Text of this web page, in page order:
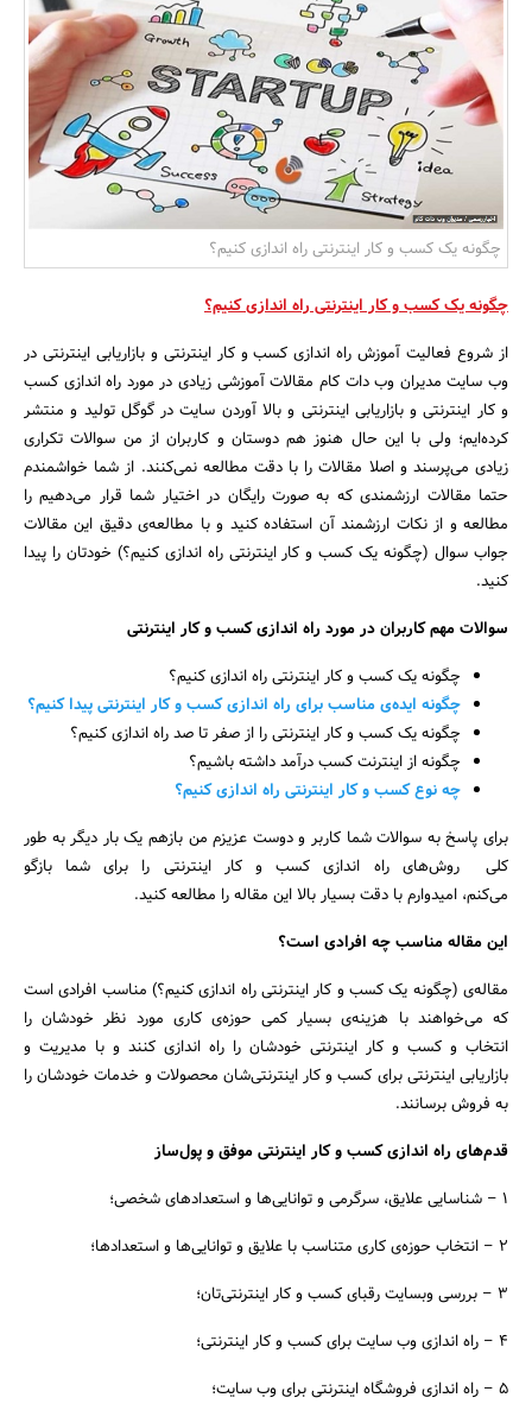
بانک، بیمه و سرمایه
مسکن و ساختمان
جستجو
چگونه یک کسب و کار اینترنتی راه اندازی کنیم؟
چگونه یک کسب و کار اینترنتی راه اندازی کنیم؟
از شروع فعالیت آموزش راه اندازی کسب و کار اینترنتی و بازاریابی اینترنتی در
وب سایت مدیران وب دات کام مقالات آموزشی زیادی در مورد راه اندازی کسب
و کار اینترنتی و بازاریابی اینترنتی و بالا آوردن سایت در گوگل تولید و منتشر
کرده‌ایم؛ ولی با این حال هنوز هم دوستان و کاربران از من سوالات تکراری
زیادی می‌پرسند و اصلا مقالات را با دقت مطالعه نمی‌کنند. از شما خواشمندم
حتما مقالات ارزشمندی که به صورت رایگان در اختیار شما قرار می‌دهیم را
مطالعه و از نکات ارزشمند آن استفاده کنید و با مطالعه‌ی دقیق این مقالات
جواب سوال (چگونه یک کسب و کار اینترنتی راه اندازی کنیم؟) خودتان را پیدا
کنید.
سوالات مهم کاربران در مورد راه اندازی کسب و کار اینترنتی
چگونه یک کسب و کار اینترنتی راه اندازی کنیم؟
چگونه ایده‌ی مناسب برای راه اندازی کسب و کار اینترنتی پیدا کنیم؟
چگونه یک کسب و کار اینترنتی را از صفر تا صد راه اندازی کنیم؟
چگونه از اینترنت کسب درآمد داشته باشیم؟
چه نوع کسب و کار اینترنتی راه اندازی کنیم؟
برای پاسخ به سوالات شما کاربر و دوست عزیزم من بازهم یک بار دیگر به طور
کلی روش‌های راه اندازی کسب و کار اینترنتی را برای شما بازگو
می‌کنم، امیدوارم با دقت بسیار بالا این مقاله را مطالعه کنید.
این مقاله مناسب چه افرادی است؟
مقاله‌ی (چگونه یک کسب و کار اینترنتی راه اندازی کنیم؟) مناسب افرادی است
که می‌خواهند با هزینه‌ی بسیار کمی حوزه‌ی کاری مورد نظر خودشان را
انتخاب و کسب و کار اینترنتی خودشان را راه اندازی کنند و با مدیریت و
بازاریابی اینترنتی برای کسب و کار اینترنتی‌شان محصولات و خدمات خودشان را
به فروش برسانند.
قدم‌های راه اندازی کسب و کار اینترنتی موفق و پول‌ساز
۱ – شناسایی علایق، سرگرمی و توانایی‌ها و استعدادهای شخصی؛
۲ – انتخاب حوزه‌ی کاری متناسب با علایق و توانایی‌ها و استعداد‌ها؛
۳ – بررسی وبسایت رقبای کسب و کار اینترنتی‌تان؛
۴ – راه اندازی وب سایت برای کسب و کار اینترنتی؛
۵ – راه اندازی فروشگاه اینترنتی برای وب سایت؛